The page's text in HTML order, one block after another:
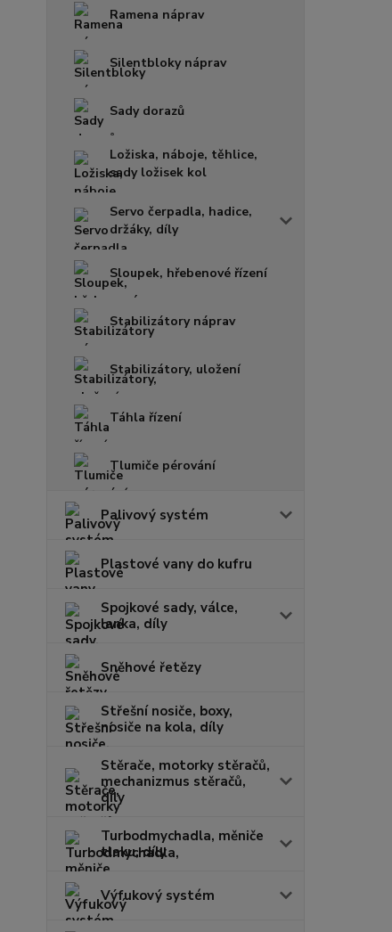
Ramena náprav
Silentbloky náprav
Sady dorazů
Ložiska, náboje, těhlice,
sady ložisek kol
Servo čerpadla, hadice,
držáky, díly
Sloupek, hřebenové řízení
Stabilizátory náprav
Stabilizátory, uložení
Táhla řízení
Tlumiče pérování
Palivový systém
Plastové vany do kufru
Spojkové sady, válce,
lanka, díly
Sněhové řetězy
Střešní nosiče, boxy,
nosiče na kola, díly
Stěrače, motorky stěračů,
mechanizmus stěračů,
díly
Turbodmychadla, měniče
tlaku, díly
Výfukový systém